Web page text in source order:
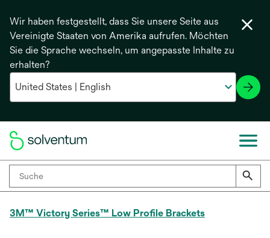
Wir haben festgestellt, dass Sie unsere Seite aus
Vereinigte Staaten von Amerika aufrufen. Möchten
Sie die Sprache wechseln, um angepasste Inhalte zu
erhalten?
3M™ Victory Series™ Low Profile Brackets